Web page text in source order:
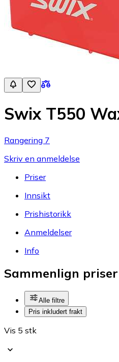
Swix T550
Rangering 7
Skriv en anmeldelse
Priser
Innsikt
Prishistorikk
Anmeldelser
Info
Sammenlign
Alle filtre
Pris inkludert frakt
Vis 5 stk